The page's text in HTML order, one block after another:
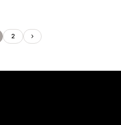
2